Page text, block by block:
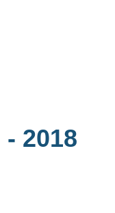
- 2018